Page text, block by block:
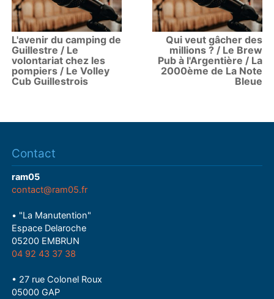
L'avenir du camping de
Guillestre / Le
volontariat chez les
pompiers / Le Volley
Cub Guillestrois
Qui veut gâcher des
millions ? / Le Brew
Pub à l'Argentière / La
2000ème de La Note
Bleue
Contact
ram05
contact@ram05.fr
• "La Manutention"
Espace Delaroche
05200 EMBRUN
04 92 43 37 38
• 27 rue Colonel Roux
05000 GAP